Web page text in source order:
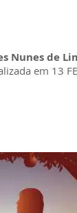
Nunes de
em 13